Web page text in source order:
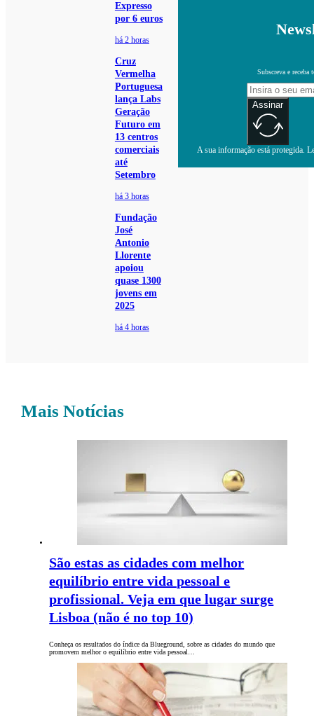
Expresso
por 6 euros
há 2 horas
Cruz
Vermelha
Portuguesa
lança Labs
Geração
Futuro em
13 centros
comerciais
até
Setembro
há 3 horas
Fundação
José
Antonio
Llorente
apoiou
quase 1300
jovens em
2025
há 4 horas
Subscreva e receba
Assinar
A sua informação está protegida.
Mais Notícias
São estas as cidades com melhor
equilíbrio entre vida pessoal e
profissional. Veja em que lugar surge
Lisboa (não é no top 10)
Conheça os resultados do índice da Blueground, sobre as cidades do mundo que
promovem melhor o equilíbrio entre vida pessoal…